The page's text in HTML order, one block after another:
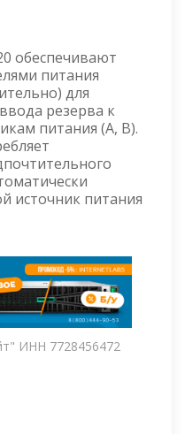
обеспечивают
питания
для
резерва к
питания (A, B).
источник питания
ИНН 7728456472